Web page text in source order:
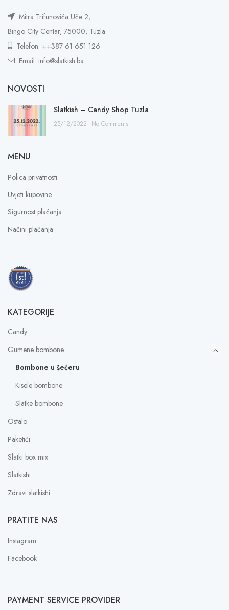
Mitra Trifunovića Uče 2,
Bingo City Centar, 75000, Tuzla
Telefon: ++387 61 651 126
Email: info@slatkish.ba
NOVOSTI
Slatkish – Candy Shop Tuzla
25/12/2022 No Comments
MENU
Polica privatnosti
Uvjeti kupovine
Sigurnost plaćanja
Načini plaćanja
KATEGORIJE
Candy
Gumene bombone
Bombone u šećeru
Kisele bombone
Slatke bombone
Ostalo
Paketići
Slatki box mix
Slatkishi
Zdravi slatkishi
PRATITE NAS
Instagram
Facebook
PAYMENT SERVICE PROVIDER